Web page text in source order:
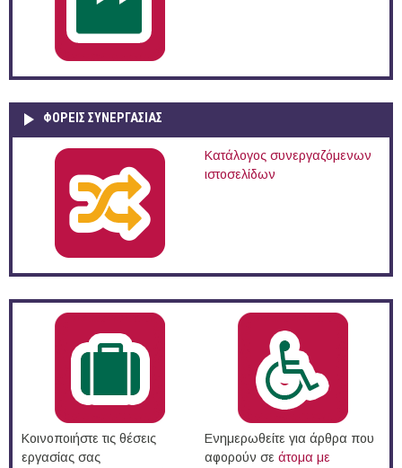
ΦΟΡΕΙΣ ΣΥΝΕΡΓΑΣΙΑΣ
Κατάλογος συνεργαζόμενων
ιστοσελίδων
Κοινοποιήστε τις θέσεις
εργασίας σας
Ενημερωθείτε για άρθρα που
αφορούν σε άτομα με